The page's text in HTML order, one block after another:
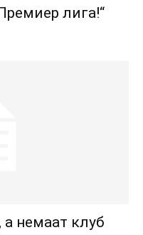
лига!“
немаат клуб